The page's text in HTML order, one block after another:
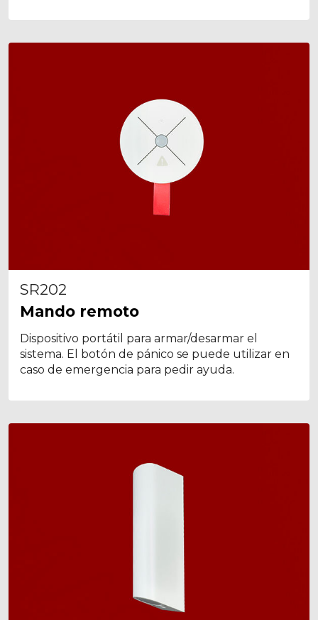
SR202
Mando remoto
Dispositivo portátil para armar/desarmar el
sistema. El botón de pánico se puede utilizar en
caso de emergencia para pedir ayuda.